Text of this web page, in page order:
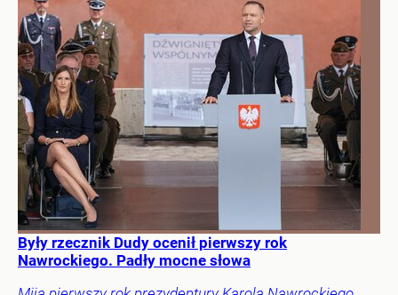
Były rzecznik Dudy ocenił pierwszy rok
Nawrockiego. Padły mocne słowa